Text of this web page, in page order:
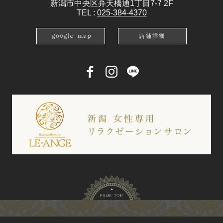
新潟市中央区弁天橋通1丁目7-7 2F
TEL : 025-384-4370